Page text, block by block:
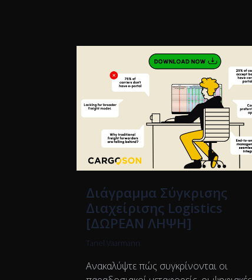
Διάγραμμα Σύγκρισης
Διαχείρισης Logistics
[ΔΩΡΕΑΝ ΛΗΨΗ]
Tanel Vaarmann
Ανακαλύψτε πώς συγκρίνονται οι